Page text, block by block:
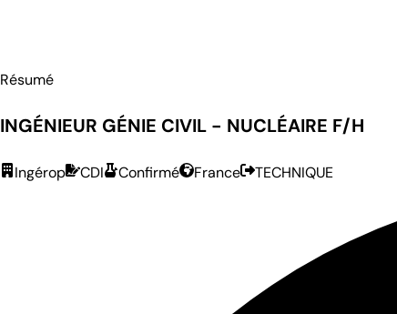
Résumé
INGÉNIEUR GÉNIE CIVIL - NUCLÉAIRE F/H
Ingérop CDI Confirmé France TECHNIQUE